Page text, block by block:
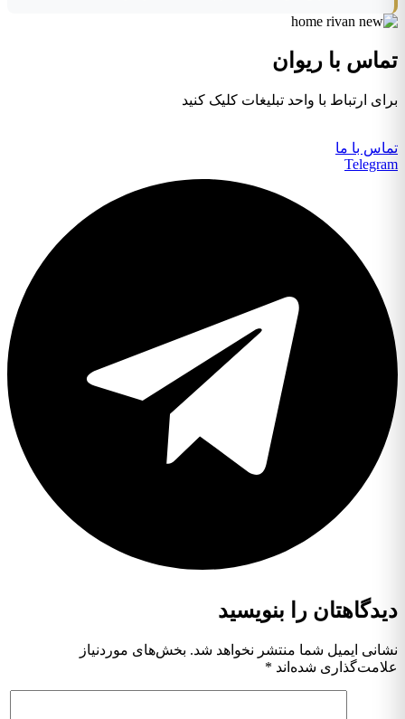
با ریوان
ارتباط با واحد تبلیغات کلیک کنید
با ما
را بنویسید
ایمیل شما منتشر نخواهد شد. بخش‌های موردنیاز
شده‌اند *